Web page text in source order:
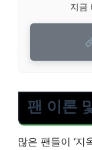
지금
팬 이론
많은 팬들이 ‘지